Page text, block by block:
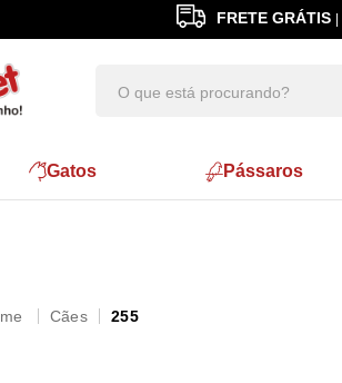
FRETE GRÁTIS
Gatos Pássaros
Cães 255